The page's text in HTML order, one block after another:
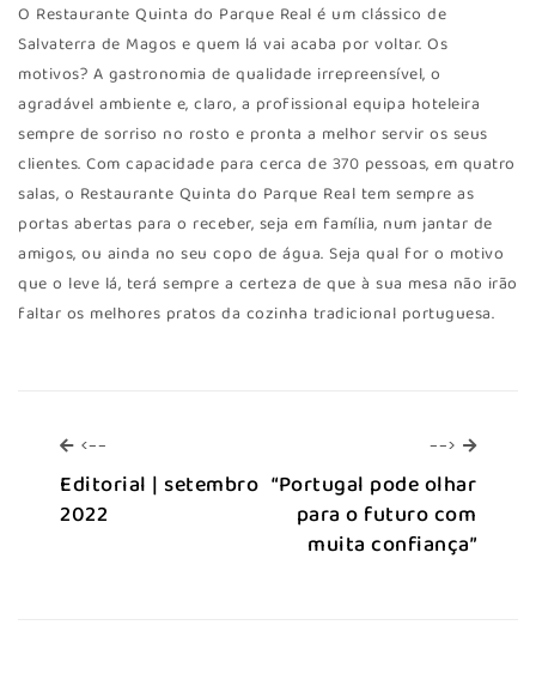
O Restaurante Quinta do Parque Real é um clássico de
Salvaterra de Magos e quem lá vai acaba por voltar. Os
motivos? A gastronomia de qualidade irrepreensível, o
agradável ambiente e, claro, a profissional equipa hoteleira
sempre de sorriso no rosto e pronta a melhor servir os seus
clientes. Com capacidade para cerca de 370 pessoas, em quatro
salas, o Restaurante Quinta do Parque Real tem sempre as
portas abertas para o receber, seja em família, num jantar de
amigos, ou ainda no seu copo de água. Seja qual for o motivo
que o leve lá, terá sempre a certeza de que à sua mesa não irão
faltar os melhores pratos da cozinha tradicional portuguesa.
<--
Editorial | setembro
2022
--> -->
“Portugal pode olhar
para o futuro com
muita confiança”